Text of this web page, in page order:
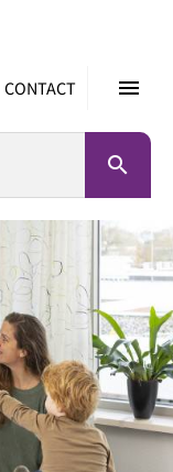
menu
CONTACT
search